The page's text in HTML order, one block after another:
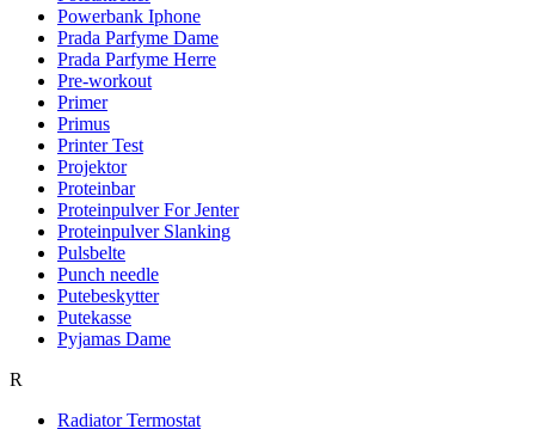
Powerbank Iphone
Prada Parfyme Dame
Prada Parfyme Herre
Pre-workout
Primer
Primus
Printer Test
Projektor
Proteinbar
Proteinpulver For Jenter
Proteinpulver Slanking
Pulsbelte
Punch needle
Putebeskytter
Putekasse
Pyjamas Dame
R
Radiator Termostat